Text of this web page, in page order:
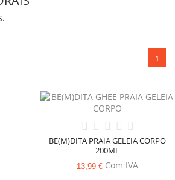
1
BE(M)DITA PRAIA GELEIA CORPO
200ML
13,99 € Com IVA